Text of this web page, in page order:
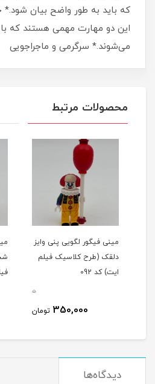
که باید به طور واضح بیان
این دو مهارت مهمی هستند که با
می‌شوند.* سرگرمی و ماجراجویی
محصولات مرتبط
مینی فیگور لگویی پنی وایز
دلقک (طرح کلاسیک فیلم
ایت) کد 092
0
350,000 تومان
دیدگاه‌ها